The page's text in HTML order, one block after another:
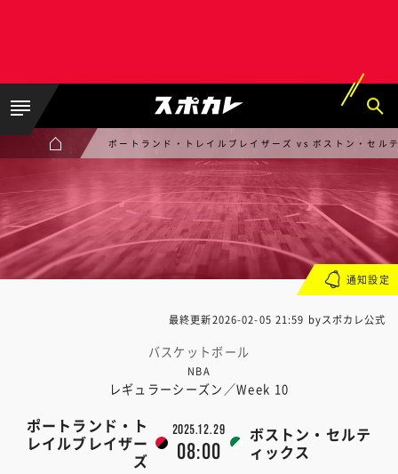
ポートランド・トレイルブレイザーズ vs ボストン・セル
最終更新2026-02-05 21:59 byスポカレ公式
バスケットボール
NBA
レギュラーシーズン／Week 10
ポートランド・ト
レイルブレイザー
ズ
2025.12.29
08:00
ボストン・セルテ
ィックス
通知設定